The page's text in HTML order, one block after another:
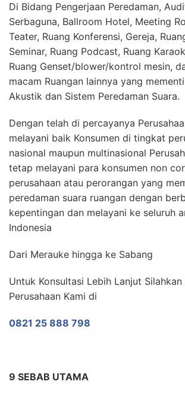
Di Bidang Pengerjaan Peredaman,
Serbaguna, Ballroom Hotel, Meeting
Teater, Ruang Konferensi, Gereja,
Seminar, Ruang Podcast, Ruang
Ruang Genset/blower/kontrol mesin,
macam Ruangan lainnya yang
Akustik dan Sistem Peredaman Suara.
Dengan telah di percayanya
melayani baik Konsumen di tingkat
nasional maupun multinasional
tetap melayani para konsumen non
perusahaan atau perorangan yang
peredaman suara ruangan dengan
kepentingan dan melayani ke seluruh
Indonesia
Dari Merauke hingga ke Sabang
Untuk Konsultasi Lebih Lanjut Silahkan
Perusahaan Kami di
0821 25 888 798
9 SEBAB UTAMA